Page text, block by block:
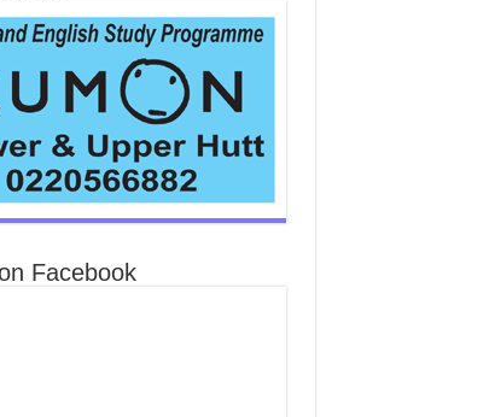
Facebook